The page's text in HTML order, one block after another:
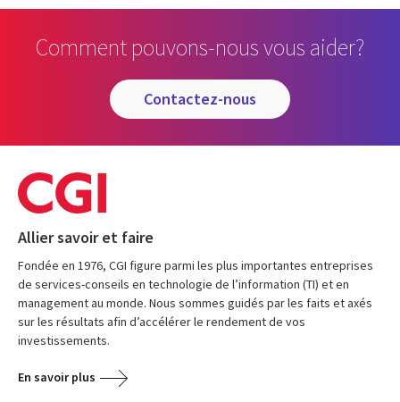
Comment pouvons-nous vous aider?
contactez-nous
Allier savoir et faire
Fondée en 1976, CGI figure parmi les plus importantes entreprises
de services-conseils en technologie de l’information (TI) et en
management au monde. Nous sommes guidés par les faits et axés
sur les résultats afin d’accélérer le rendement de vos
investissements.
En savoir plus